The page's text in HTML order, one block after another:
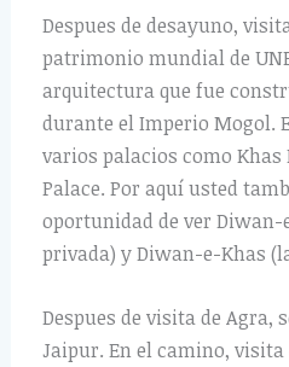
Despues de desayuno,
patrimonio mundial de
arquitectura que fue
durante el Imperio Mogol.
varios palacios como
Palace. Por aquí usted
oportunidad de ver
privada) y Diwan-e-Khas
Despues de visita de Agra,
Jaipur. En el camino, visita